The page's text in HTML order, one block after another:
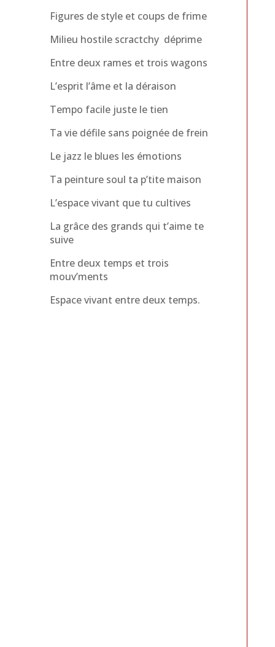
Figures de style et coups de frime
Milieu hostile scractchy déprime
Entre deux rames et trois wagons
L’esprit l’âme et la déraison
Tempo facile juste le tien
Ta vie défile sans poignée de frein
Le jazz le blues les émotions
Ta peinture soul ta p’tite maison
L’espace vivant que tu cultives
La grâce des grands qui t’aime te
suive
Entre deux temps et trois
mouv’ments
Espace vivant entre deux temps.